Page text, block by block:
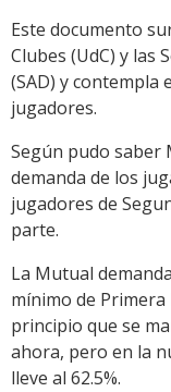
Este documento
Clubes (UdC) y las
(SAD) y contempla
jugadores.
Según pudo saber
demanda de los
jugadores de
parte.
La Mutual
mínimo de
principio que se
ahora, pero en la
lleve al 62.5%.